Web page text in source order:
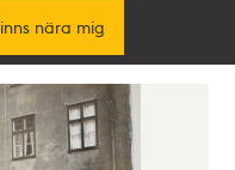
nära mig